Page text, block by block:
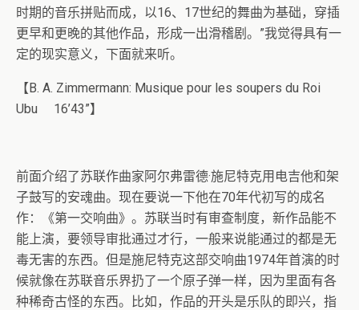
时期的音乐拼贴而成，以16、17世纪的舞曲为基础，穿插
更早和更晚的其他作品，形成一出滑稽剧。”我觉得具有一
定的现实意义，下面就来听。
【B. A. Zimmermann: Musique pour les soupers du Roi
Ubu 16’43”】
前面介绍了苏联作曲家阿尔弗雷德·施尼特克用电吉他和架
子鼓写的安魂曲。现在要说一下他在70年代初写的成名
作：《第一交响曲》。苏联当时有审查制度，新作品能不
能上演，要领导审批通过才行，一般来说能通过的都是无
毒无害的东西。但是施尼特克这部交响曲1974年首演的时
候就像在苏联音乐界扔了一个原子弹一样，因为里面有各
种稀奇古怪的东西。比如，作品的开头是乐队的即兴，指